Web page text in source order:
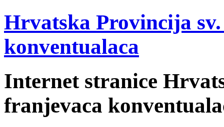
Hrvatska Provincija
konventualaca
Internet stranice
franjevaca